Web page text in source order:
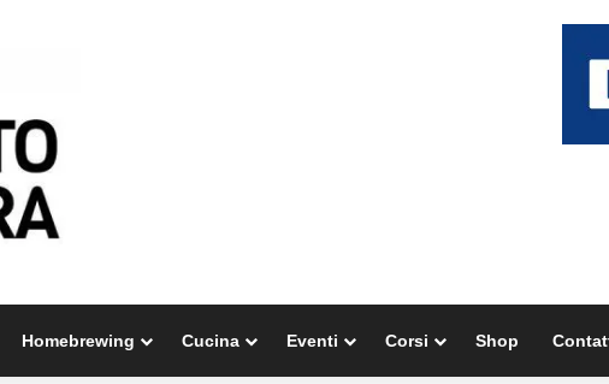
Homebrewing Cucina Eventi Corsi Shop